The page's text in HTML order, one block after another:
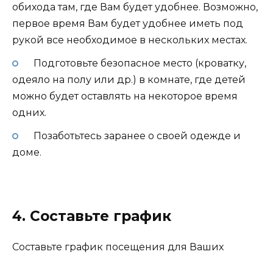
обихода там, где Вам будет удобнее. Возможно,
первое время Вам будет удобнее иметь под
рукой все необходимое в нескольких местах.
Подготовьте безопасное место (кроватку,
одеяло на полу или др.) в комнате, где детей
можно будет оставлять на некоторое время
одних.
Позаботьтесь заранее о своей одежде и
доме.
4. Составьте график
Составьте график посещения для Ваших